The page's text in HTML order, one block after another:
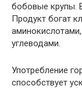
бобовые крупы.
Продукт богат
углеводами.
Употребление
способствует